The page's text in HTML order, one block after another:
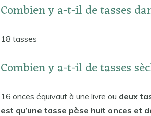
Combien y a-t-il de tasses
18 tasses
Combien y a-t-il de tasses
16 onces équivaut à une livre ou deux
est qu’une tasse pèse huit onces et